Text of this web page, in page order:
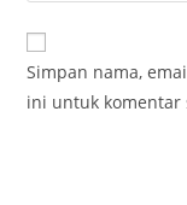
comment
website
URL
(optional)
Simpan nama,
ini untuk komentar